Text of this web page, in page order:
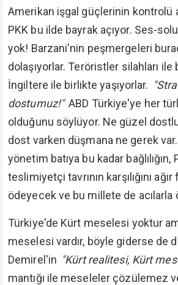
Amerikan işgal güçlerinin kontrolü
PKK bu ilde bayrak açıyor. Ses-
yok! Barzani'nin peşmergeleri
dolaşıyorlar. Teröristler silahları ile
İngiltere ile birlikte yaşıyorlar.
dostumuz!" ABD Türkiye'ye her
olduğunu söylüyor. Ne güzel
dost varken düşmana ne gerek
yönetim batıya bu kadar bağlılığın,
teslimiyetçi tavrının karşılığını
ödeyecek ve bu millete de
Türkiye'de Kürt meselesi yoktur
meselesi vardır, böyle giderse de
Demirel'in "Kürt realitesi, Kürt
mantığı ile meseleler çözülemez